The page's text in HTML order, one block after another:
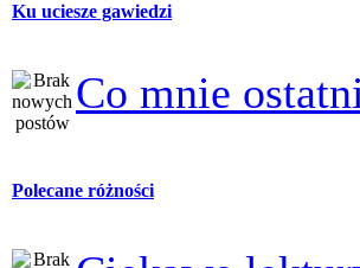
Ku uciesze gawiedzi
Co mnie
Polecane różności